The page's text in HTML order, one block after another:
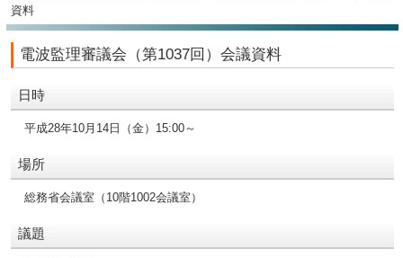
資料
電波監理審議会（第1037回）会議資料
日時
平成28年10月14日（金）15:00～
場所
総務省会議室（10階1002会議室）
議題